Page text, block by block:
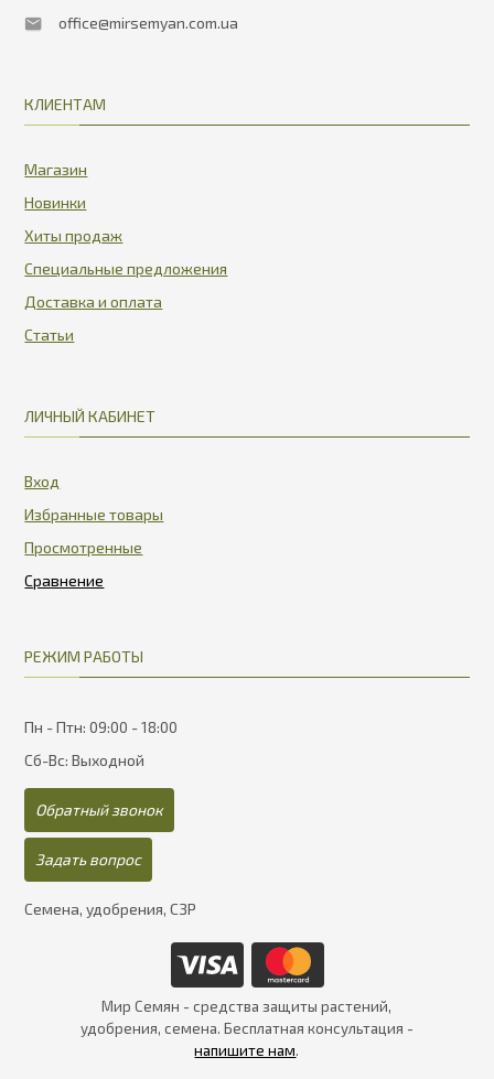
office@mirsemyan.com.ua
КЛИЕНТАМ
Магазин
Новинки
Хиты продаж
Специальные предложения
Доставка и оплата
Статьи
ЛИЧНЫЙ КАБИНЕТ
Вход
Избранные товары
Просмотренные
РЕЖИМ РАБОТЫ
Пн - Птн: 09:00 - 18:00
Сб-Вс: Выходной
Обратный звонок
Задать вопрос
Семена, удобрения, СЗР
Мир Семян - средства защиты растений,
удобрения, семена. Бесплатная консультация -
напишите нам.